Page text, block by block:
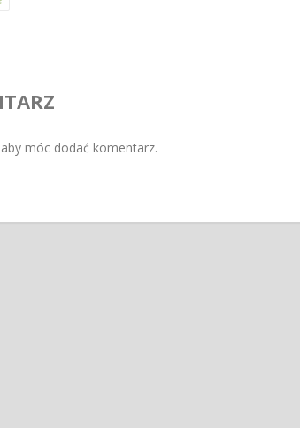
móc dodać komentarz.